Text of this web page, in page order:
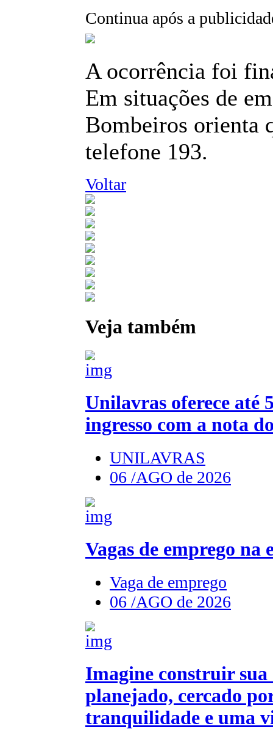
Continua após a
A ocorrência foi
Em situações de
Bombeiros orienta
telefone 193.
Voltar
Veja também
Unilavras oferece até
ingresso com a nota
UNILAVRAS
06 /AGO de 2026
Vagas de emprego na
Vaga de emprego
06 /AGO de 2026
Imagine construir
planejado, cercado
tranquilidade e uma